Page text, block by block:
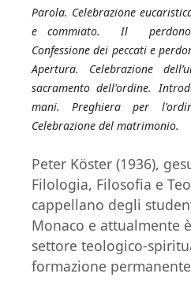
Parola. Celebrazione
e commiato. Il perdono
Confessione dei peccati e
Apertura. Celebrazione
sacramento dell'ordine.
mani. Preghiera per
Celebrazione del matrimonio.
Peter Köster (1936),
Filologia, Filosofia e
cappellano degli
Monaco e attualmente
settore teologico-
formazione